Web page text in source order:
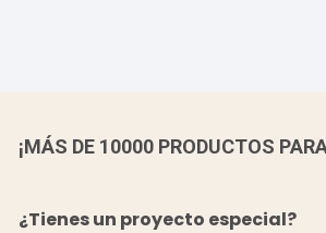
¡MÁS DE 10000 PRODUCTOS
¿Tienes un proyecto especial?